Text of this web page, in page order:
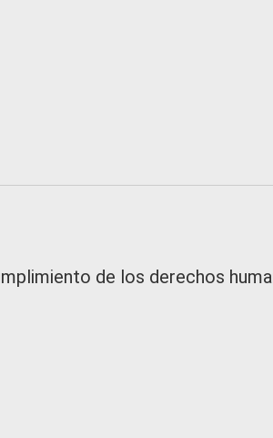
de los derechos